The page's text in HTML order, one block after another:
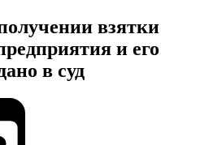
взятки
и его
в суд